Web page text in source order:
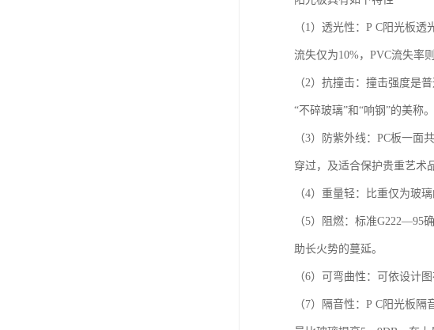
（1）透光性：P C阳光板
流失仅为10%，PVC流失率
（2）抗撞击：撞击强度是
“不碎玻璃”和“响钢”的美称。
（3）防紫外线：PC板一
穿过，及适合保护贵重艺术
（4）重量轻：比重仅为玻
（5）阻燃：标准G222—95
助长火势的蔓延。
（6）可弯曲性：可依设计
（7）隔音性：P C阳光板